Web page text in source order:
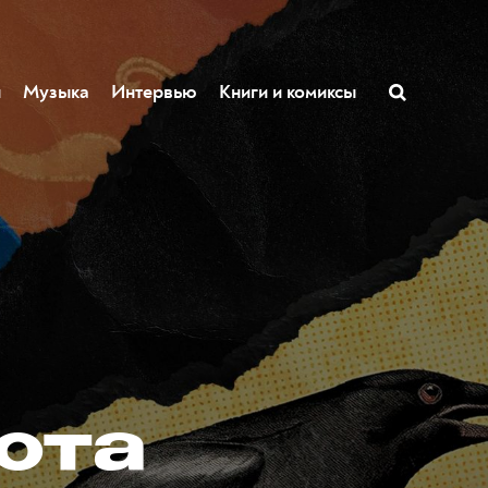
Музыка Интервью Книги и комиксы